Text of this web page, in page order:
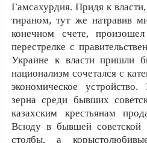
Гамсахурдия. Придя к
тираном, тут же натравив
конечном счете,
перестрелке с
Украине к власти пришли
национализм сочетался с
экономическое
зерна среди бывших
казахским крестьянам
Всюду в бывшей советской
столбы, а